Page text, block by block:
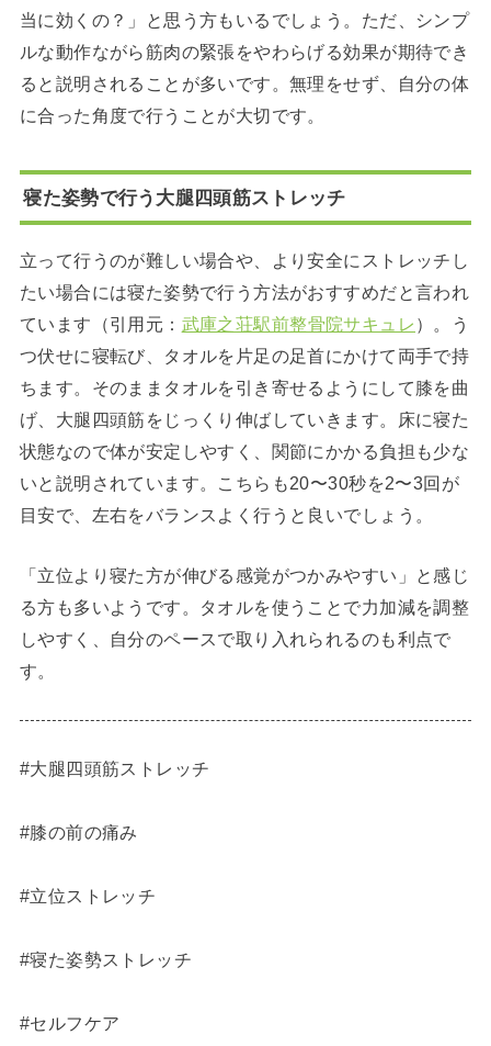
当に効くの？」と思う方もいるでしょう。ただ、シンプ
ルな動作ながら筋肉の緊張をやわらげる効果が期待でき
ると説明されることが多いです。無理をせず、自分の体
に合った角度で行うことが大切です。
寝た姿勢で行う大腿四頭筋ストレッチ
立って行うのが難しい場合や、より安全にストレッチし
たい場合には寝た姿勢で行う方法がおすすめだと言われ
ています（引用元： 武庫之荘駅前整骨院サキュレ ）。う
つ伏せに寝転び、タオルを片足の足首にかけて両手で持
ちます。そのままタオルを引き寄せるようにして膝を曲
げ、大腿四頭筋をじっくり伸ばしていきます。床に寝た
状態なので体が安定しやすく、関節にかかる負担も少な
いと説明されています。こちらも20〜30秒を2〜3回が
目安で、左右をバランスよく行うと良いでしょう。
「立位より寝た方が伸びる感覚がつかみやすい」と感じ
る方も多いようです。タオルを使うことで力加減を調整
しやすく、自分のペースで取り入れられるのも利点で
す。
#大腿四頭筋ストレッチ
#膝の前の痛み
#立位ストレッチ
#寝た姿勢ストレッチ
#セルフケア